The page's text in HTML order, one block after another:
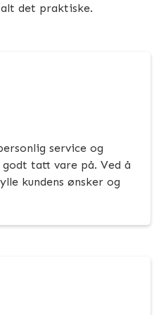
det praktiske.
service og
tatt vare på. Ved å
kundens ønsker og